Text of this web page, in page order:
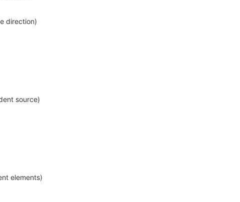
direction)
source)
elements)